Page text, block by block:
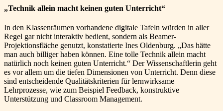
„Technik allein macht keinen guten Unterricht“
In den Klassenräumen vorhandene digitale Tafeln würden in aller
Regel gar nicht interaktiv bedient, sondern als Beamer-
Projektionsfläche genutzt, konstatierte Ines Oldenburg. „Das hätte
man auch billiger haben können. Eine tolle Technik allein macht
natürlich noch keinen guten Unterricht.“ Der Wissenschaftlerin geht
es vor allem um die tiefen Dimensionen von Unterricht. Denn diese
sind entscheidende Qualitätskriterien für lernwirksame
Lehrprozesse, wie zum Beispiel Feedback, konstruktive
Unterstützung und Classroom Management.